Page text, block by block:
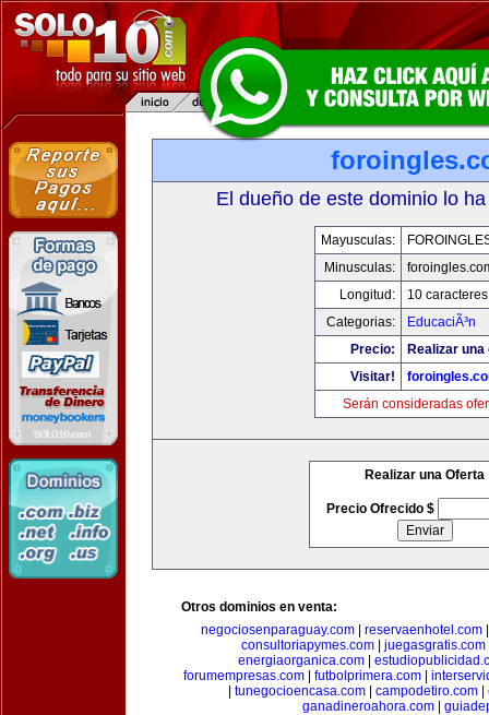
El dueño de este dominio lo
Mayusculas:
Minusculas:
Longitud:
10 caracteres
Categorias:
EducaciÃ³n
Precio:
Realizar
Visitar!
Serán consideradas
Realizar una Oferta
Precio Ofrecido $
Otros dominios en venta:
negociosenparaguay.com
reservaenhotel.com
consultoriapymes.com
juegasgratis.com
energiaorganica.com|
forumempresas.com
futbolprimera.com
tunegocioencasa.com| campodetiro.com|
ganadineroahora.com|